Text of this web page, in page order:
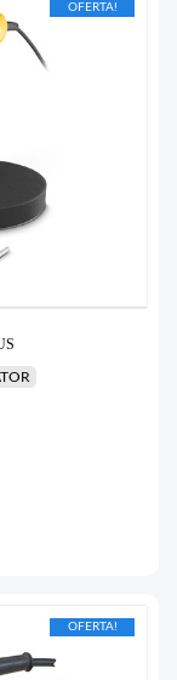
OFERTA!
OFERTA!